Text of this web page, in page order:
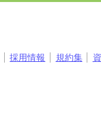
採用情報 規約集